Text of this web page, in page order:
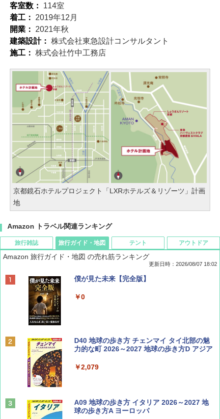
客室数： 114室
着工： 2019年12月
開業： 2021年秋
建築設計： 株式会社東急設計コンサルタント
施工： 株式会社竹中工務店
京都鏡石ホテルプロジェクト「LXRホテルズ＆リゾーツ」計画
地
Amazon トラベル関連ランキング
旅行雑誌
ディズニーファン ２０２６年 ９月号 [雑
BE-PAL(ビ-パル) 2026年 9 月号【特別付録:
SOTO ミニマル"旅"財布 ランダム2種】
￥1,500
山と溪谷 2026年8月号「南アルプス大全」
旅行ガイド・地図
Amazon 旅行ガイド・地図 の売れ筋ランキング
更新日時：2026/08/07 18:02
僕が見た未来【完全版】
￥0
D40 地球の歩き方 チェンマイ タイ北部の魅
力的な町 2026～2027 地球の歩き方D アジア
￥2,079
A09 地球の歩き方 イタリア 2026～2027 地
球の歩き方A ヨーロッパ
テント アウトドア